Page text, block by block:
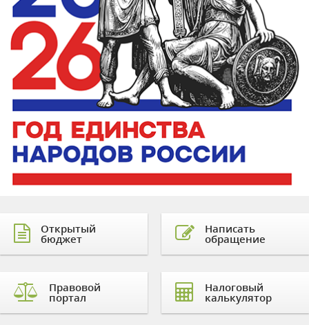
Открытый
бюджет
Правовой
портал
Написать
обращение
Налоговый
калькулятор